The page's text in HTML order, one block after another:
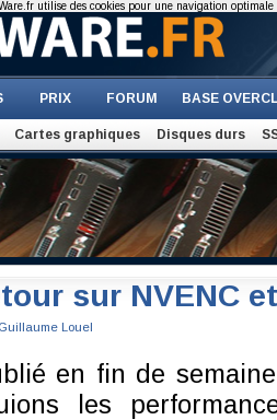
PRIX FORUM BASE
Cartes graphiques Disques durs
sur NVENC
Guillaume Louel
en fin de
les
utilise des cookies pour une navigation